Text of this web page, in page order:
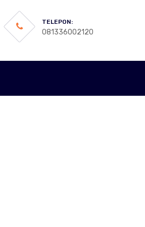
TELEPON:
081336002120